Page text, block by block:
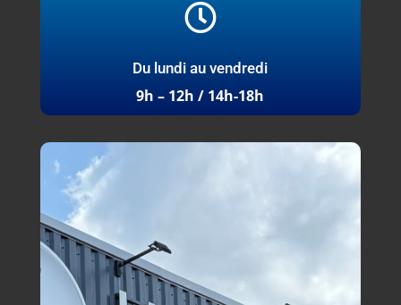

Du lundi au vendredi
9h – 12h / 14h-18h